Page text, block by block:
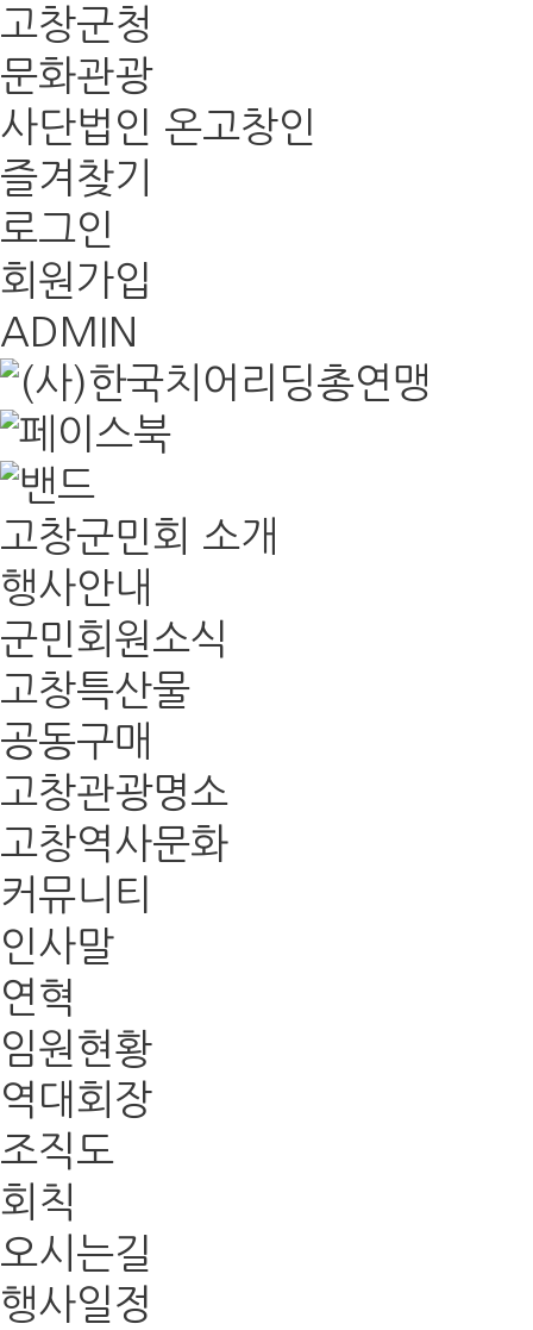
고창군청
문화관광
사단법인 온고창인
즐겨찾기
로그인
회원가입
ADMIN
고창군민회 소개
행사안내
군민회원소식
고창특산물
공동구매
고창관광명소
고창역사문화
커뮤니티
인사말
연혁
임원현황
역대회장
조직도
회칙
오시는길
행사일정